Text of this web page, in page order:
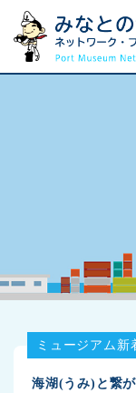
ミュージアム新
海湖(うみ)と繋